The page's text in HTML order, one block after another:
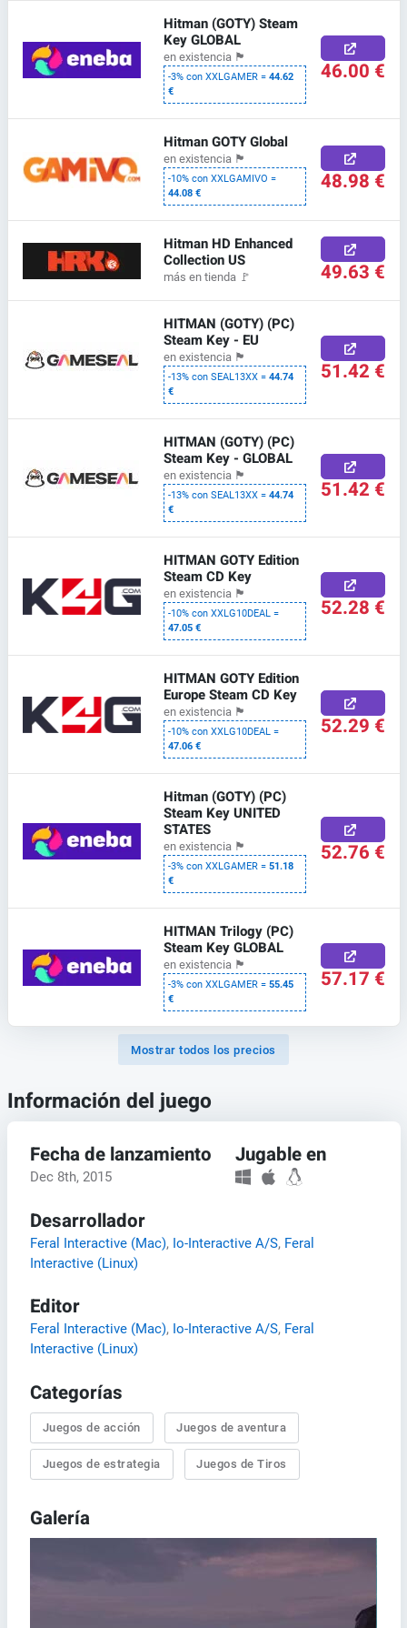
Hitman (GOTY) Steam
Key GLOBAL
en existencia 🏴
-3% con XXLGAMER =44.62
€
46.00 €
Hitman GOTY Global
en existencia 🏴
-10% con XXLGAMIVO =
44.08 €
48.98 €
Hitman HD Enhanced
Collection US
más en tienda 🚩 49.63 €
HITMAN (GOTY) (PC)
Steam Key - EU
en existencia 🏴
-13% con SEAL13XX =44.74
€
51.42 €
HITMAN (GOTY) (PC)
Steam Key - GLOBAL
en existencia 🏴
-13% con SEAL13XX =44.74
€
51.42 €
HITMAN GOTY Edition
Steam CD Key
en existencia 🏴
-10% con XXLG10DEAL =
47.05 €
52.28 €
HITMAN GOTY Edition
Europe Steam CD Key
en existencia 🏴
-10% con XXLG10DEAL =
47.06 €
52.29 €
Hitman (GOTY) (PC)
Steam Key UNITED
STATES
en existencia 🏴
-3% con XXLGAMER =51.18
€
52.76 €
HITMAN Trilogy (PC)
Steam Key GLOBAL
en existencia 🏴
-3% con XXLGAMER =55.45
€
57.17 €
Mostrar todos los precios
Información del juego
Fecha de lanzamiento
Dec 8th, 2015
Jugable en
Desarrollador
Feral Interactive (Mac), Io-Interactive A/S, Feral
Interactive (Linux)
Editor
Feral Interactive (Mac), Io-Interactive A/S, Feral
Interactive (Linux)
Categorías
Juegos de acción Juegos de aventura
Juegos de estrategia Juegos de Tiros
Galería